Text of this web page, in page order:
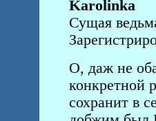
Karolinka
Сущая
О, даж не
конкретной
сохранит в